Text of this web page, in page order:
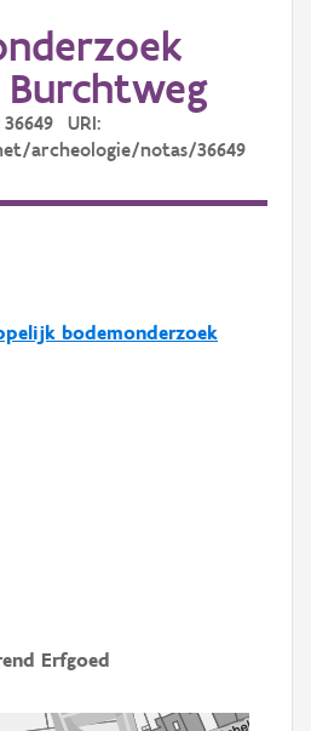
Burchtweg
36649 URI:
archeologie/notas/36649
bodemonderzoek
Erfgoed